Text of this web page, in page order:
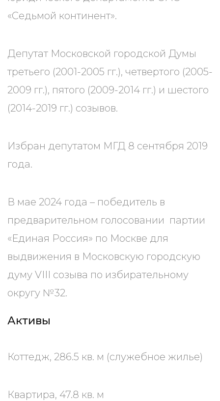
«Седьмой континент».
Депутат Московской городской Думы
третьего (2001-2005 гг.), четвертого (2005-
2009 гг.), пятого (2009-2014 гг.) и шестого
(2014-2019 гг.) созывов.
Избран депутатом МГД 8 сентября 2019
года.
В мае 2024 года – победитель в
предварительном голосовании партии
«Единая Россия» по Москве для
выдвижения в Московскую городскую
думу VIII созыва по избирательному
округу №32.
Активы
Коттедж, 286.5 кв. м (служебное жилье)
Квартира, 47.8 кв. м